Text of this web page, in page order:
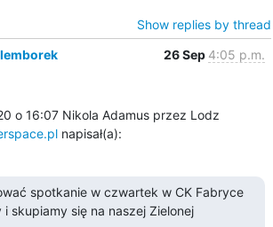
Show replies by thread
26 Sep 4:05 p.m.
napisał(a):
spotkanie w czwartek w CK Fabryce
skupiamy się na naszej Zielonej